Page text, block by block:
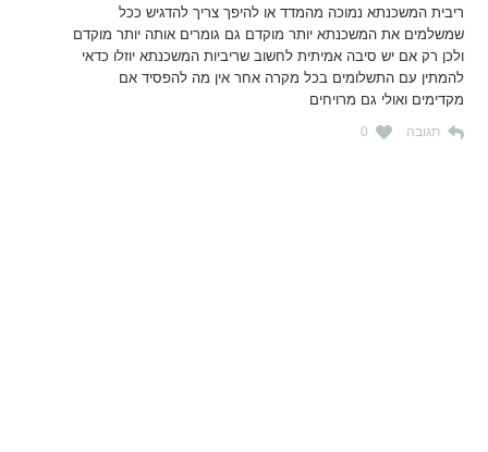
ריבית המשכנתא נמוכה מהמדד או להיפך צריך להדגיש ככל
שמשלמים את המשכנתא יותר מוקדם גם גומרים אותה יותר מוקדם
ולכן רק אם יש סיבה אמיתית לחשוב שריביות המשכנתא יוזלו כדאי
להמתין עם התשלומים בכל מקרה אחר אין מה להפסיד אם
מקדימים ואולי גם מרויחים
תגובה 0